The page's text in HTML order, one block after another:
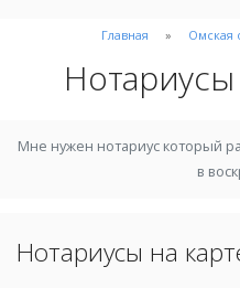
Главная Омская
Мне нужен нотариус который
в
Нотариусы на